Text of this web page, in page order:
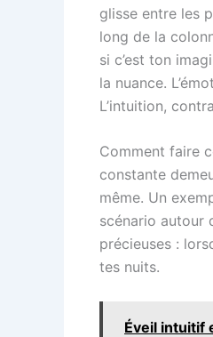
glisse entre les
long de la
si c’est ton
la nuance.
L’intuition,
Comment faire
constante
même. Un
scénario autour
précieuses :
tes nuits.
Éveil intuitif